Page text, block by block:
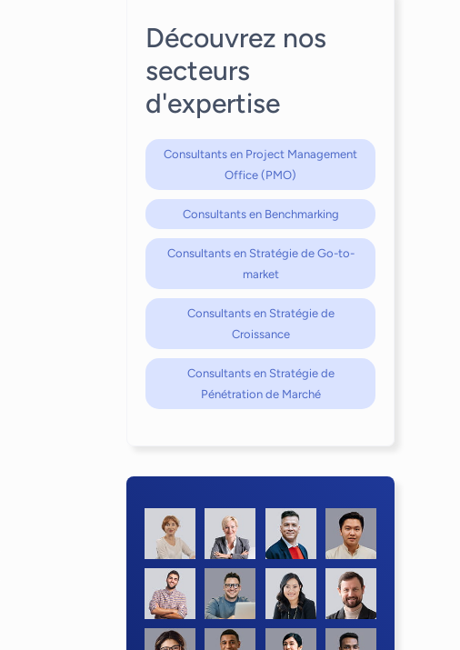
Découvrez nos
secteurs
d'expertise
Consultants en Project Management
Office (PMO)
Consultants en Benchmarking
Consultants en Stratégie de Go-to-
market
Consultants en Stratégie de
Croissance
Consultants en Stratégie de
Pénétration de Marché